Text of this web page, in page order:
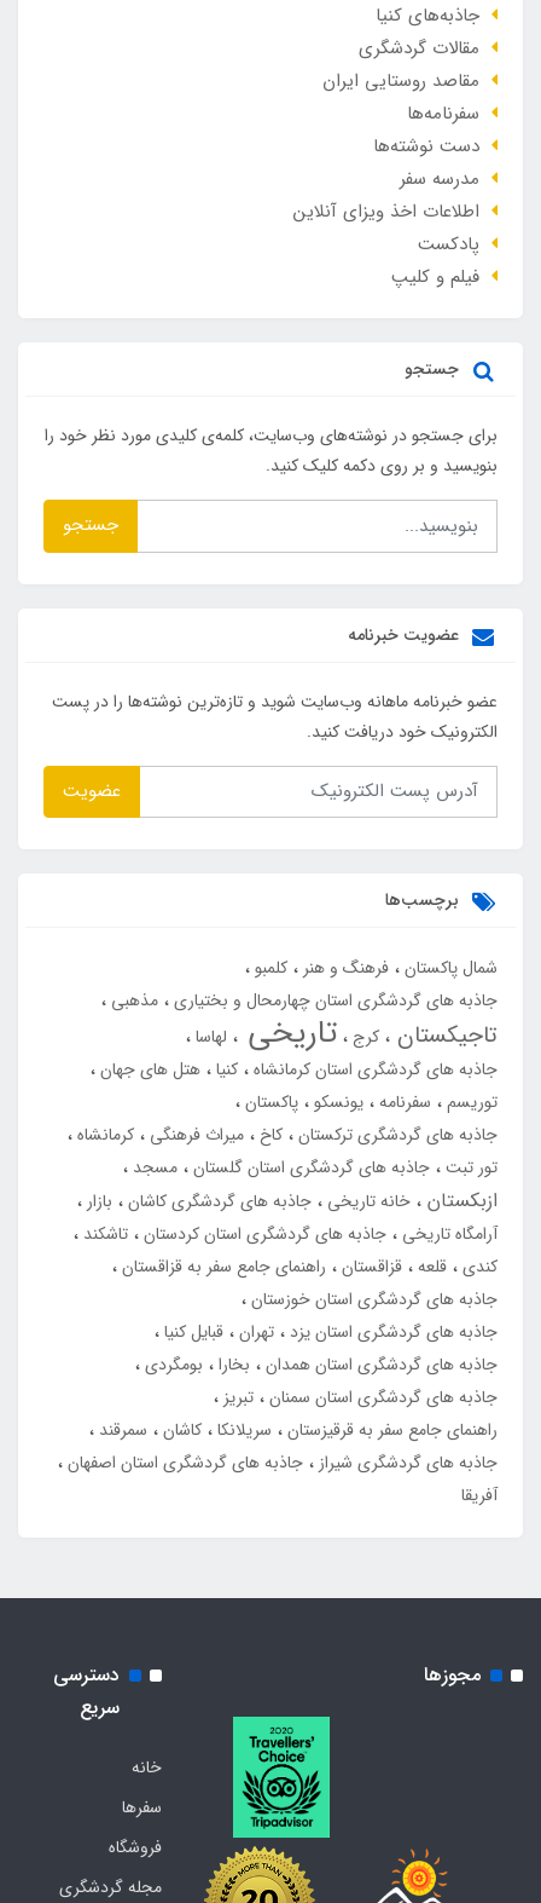
جاذبه‌های کنیا
مقالات گردشگری
مقاصد روستایی ایران
سفرنامه‌ها
دست نوشته‌ها
مدرسه سفر
اطلاعات اخذ ویزای آنلاین
پادکست
فیلم و کلیپ
جستجو
برای جستجو در نوشته‌های وب‌سایت، کلمه‌ی کلیدی مورد نظر خود را
بنویسید و بر روی دکمه کلیک کنید.
جستجو
عضویت خبرنامه
عضو خبرنامه ماهانه وب‌سایت شوید و تازه‌ترین نوشته‌ها را در پست
الکترونیک خود دریافت کنید.
عضویت
برچسب‌ها
شمال پاکستان فرهنگ و هنر
کلمبو
جاذبه های گردشگری استان چهارمحال و بختیاری مذهبی
تاجیکستان کرج تاریخی
لهاسا
جاذبه های گردشگری استان کرمانشاه کنیا هتل های جهان
توریسم
سفرنامه یونسکو پاکستان
جاذبه های گردشگری ترکستان کاخ میراث فرهنگی
کرمانشاه
تور تبت جاذبه های گردشگری استان گلستان مسجد
ازبکستان خانه تاریخی جاذبه های گردشگری کاشان
بازار
آرامگاه تاریخی
جاذبه های گردشگری استان کردستان تاشکند
کندی قلعه قزاقستان
راهنمای جامع سفر به قزاقستان
جاذبه های گردشگری استان خوزستان
جاذبه های گردشگری استان یزد
تهران قبایل کنیا
جاذبه های گردشگری استان همدان
بخارا
بومگردی
جاذبه های گردشگری استان سمنان تبریز
راهنمای جامع سفر به قرقیزستان
سریلانکا کاشان
سمرقند
جاذبه های گردشگری شیراز
جاذبه های گردشگری استان اصفهان
آفریقا
مجوزها
دسترسی
سریع
خانه
سفرها
فروشگاه
مجله گردشگری